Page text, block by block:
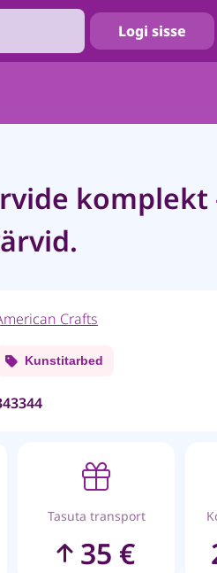
Logi sisse
komplekt
Crafts
Kunstitarbed
Tasuta transport
35 €